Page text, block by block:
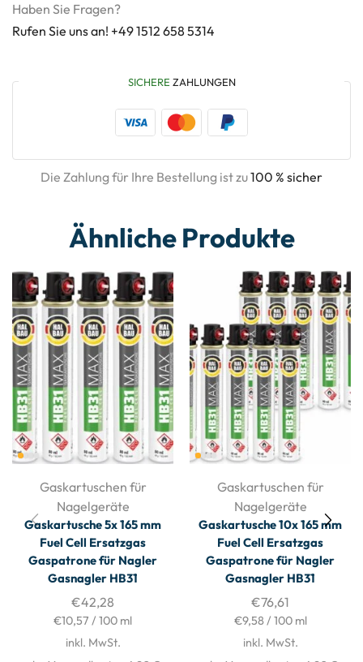
Haben Sie Fragen?
Rufen Sie uns an! +49 1512 658 5314
SICHERE ZAHLUNGEN
Die Zahlung für Ihre Bestellung ist zu100 % sicher
Ähnliche Produkte
Gaskartuschen für
Nagelgeräte
Gaskartusche 5x 165 mm
Fuel Cell Ersatzgas
Gaspatrone für Nagler
Gasnagler HB31
€42,28
€10,57 / 100 ml
inkl. MwSt.
Gaskartuschen für
Nagelgeräte
Gaskartusche 10x 165 mm
Fuel Cell Ersatzgas
Gaspatrone für Nagler
Gasnagler HB31
€76,61
€9,58/ 100 ml
inkl. MwSt.